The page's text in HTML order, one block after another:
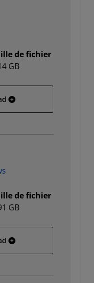
de fichier
GB
All Platforms
de fichier
GB
Full Installer for Windows